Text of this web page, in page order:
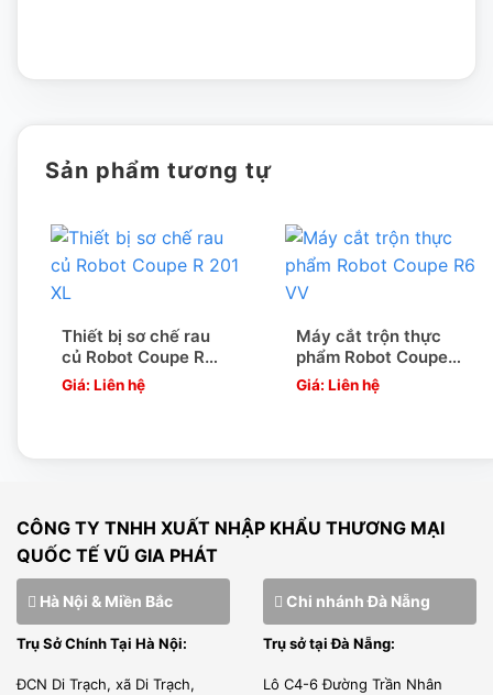
Sản phẩm tương tự
Thiết bị sơ chế rau
củ Robot Coupe R
201 XL
Giá: Liên hệ
Máy cắt trộn thực
phẩm Robot Coupe
R6 VV
Giá: Liên hệ
CÔNG TY TNHH XUẤT NHẬP KHẨU THƯƠNG MẠI
QUỐC TẾ VŨ GIA PHÁT
Hà Nội & Miền Bắc
Trụ Sở Chính Tại Hà Nội:
ĐCN Di Trạch, xã Di Trạch,
Chi nhánh Đà Nẵng
Trụ sở tại Đà Nẵng:
Lô C4-6 Đường Trần Nhân